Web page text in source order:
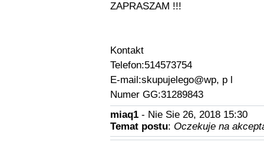
ZAPRASZAM !!!
Kontakt
Telefon:514573754
E-mail:skupujelego@wp, p l
Numer GG:31289843
miaq1- Nie Sie 26, 2018 15:30
Temat postu: Oczekuje na